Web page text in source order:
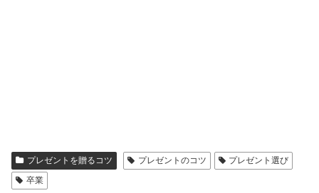
プレゼントを贈るコツ プレゼントのコツ
プレゼント選び
卒業